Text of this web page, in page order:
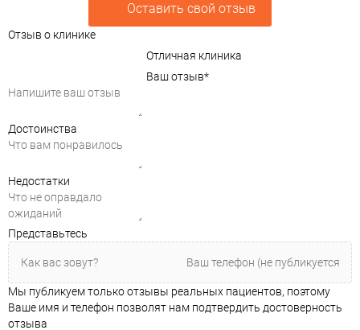
Оставить свой отзыв
Отзыв о клинике
Отличная клиника
Ваш отзыв*
Достоинства
Недостатки
Представьтесь
Мы публикуем только отзывы реальных пациентов, поэтому
Ваше имя и телефон позволят нам подтвердить достоверность
отзыва